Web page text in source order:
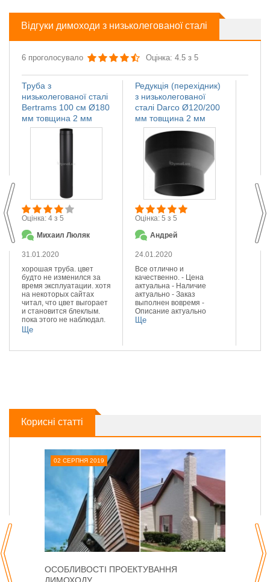
Відгуки димоходи з низьколегованої сталі
6 проголосувало Оцінка: 4.5 з 5
Редукція (перехідник)
з низьколегованої
сталі Darco Ø120/200
мм товщина 2 мм
Оцінка: 5 з 5
Андрей
24.01.2020
Все отлично и
качественно. - Цена
актуальна - Наличие
актуально - Заказ
выполнен вовремя -
Описание актуально
Ще
Труба з
низьколегованої сталі
Bertrams 100 см Ø180
мм товщина 2 мм
Оцінка: 4 з 5
Михаил Люляк
31.01.2020
хорошая труба. цвет
будто не изменился за
время эксплуатации. хотя
на некоторых сайтах
читал, что цвет выгорает
и становится блеклым.
пока этого не наблюдал.
доволен качеством и
цветом.
Ще
Корисні статті
02 СЕРПНЯ 2019
ОСОБЛИВОСТІ ПРОЕКТУВАННЯ
ДИМОХОДУ